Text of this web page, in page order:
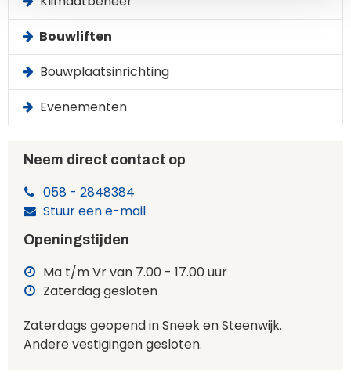
Bouwliften
Bouwplaatsinrichting
Evenementen
Neem direct contact op
058 - 2848384
Stuur een e-mail
Openingstijden
Ma t/m Vr van 7.00 - 17.00 uur
Zaterdag gesloten
Zaterdags geopend in Sneek en Steenwijk.
Andere vestigingen gesloten.